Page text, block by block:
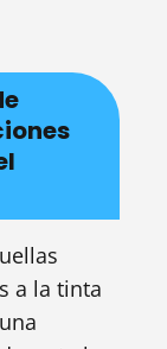
a la tinta